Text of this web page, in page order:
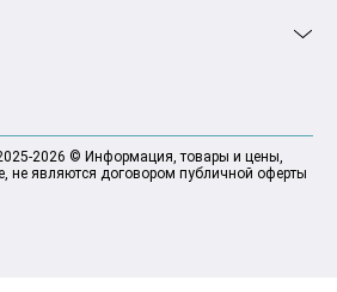
2026 © Информация, товары и цены,
не являются договором публичной оферты